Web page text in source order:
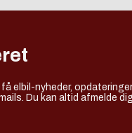
elbil-nyheder,
Du kan altid afmelde